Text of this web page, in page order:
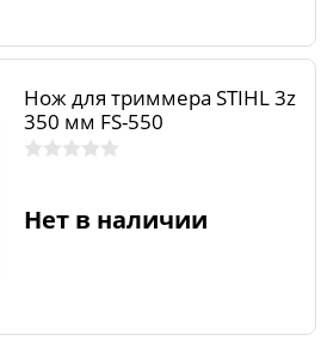
Нож для триммера STIHL 3z
350 мм FS-550
Нет в наличии